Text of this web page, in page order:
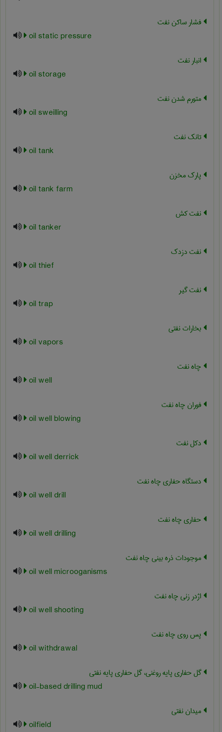
فشار ساکن نفت
oil static pressure
انبار نفت
oil storage
متورم شدن نفت
oil sweilling
تانک نفت
oil tank
پارک مخزن
oil tank farm
نفت کش
oil tanker
نفت دزدک
oil thief
نفت گیر
oil trap
بخارات نفتی
oil vapors
چاه نفت
oil well
فوران چاه نفت
oil well blowing
دکل نفت
oil well derrick
دستگاه حفاری چاه نفت
oil well drill
حفاری چاه نفت
oil well drilling
موجودات ذره بینی چاه نفت
oil well microoganisms
اژدر زنی چاه نفت
oil well shooting
پس روی چاه نفت
oil withdrawal
گل حفاری پایه روغنی، گل حفاری پایه نفتی
oil-based drilling mud
میدان نفتی
oilfield